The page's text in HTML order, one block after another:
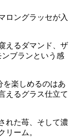
ロングラッセが入
えるダマンド、ザ
ブランという感
を楽しめるのはあ
えるグラス仕立て
れた苺、そして濃
リーム。